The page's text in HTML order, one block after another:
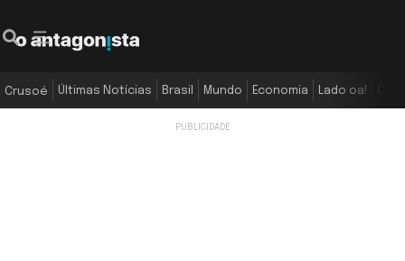
Crusoé Últimas Notícias Brasil Mundo Economia Lado oa!